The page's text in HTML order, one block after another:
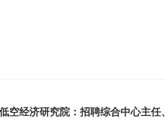
空经济研究院：招聘综合中心主任